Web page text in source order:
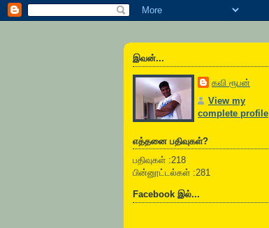
இவன்...
கவி ரூபன்
View my
complete profile
எத்தனை பதிவுகள்?
பதிவுகள் :218
பின்னூட்டல்கள் :281
Facebook இல்...